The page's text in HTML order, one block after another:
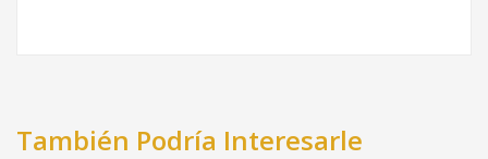
También Podría Interesarle